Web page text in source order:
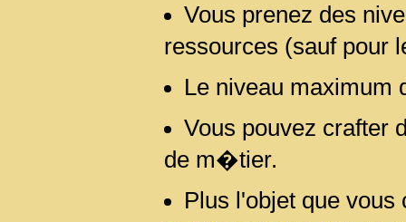
Vous prenez des
ressources (sauf pour
Le niveau
Vous pouvez crafter
de m�tier.
Plus l'objet que vous